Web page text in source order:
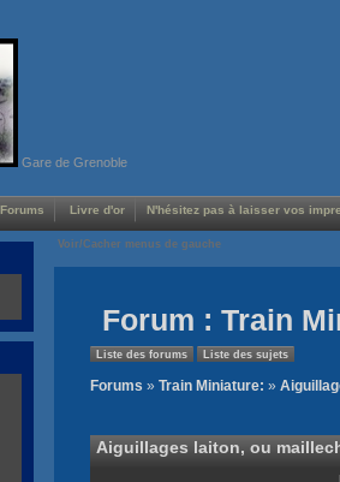
Gare de Grenoble
Forums Livre d'or N'hésitez pas à laisser vos
Voir/Cacher menus de gauche
Forum : Train
Liste des forums Liste des sujets
Forums » Train Miniature: »
Aiguillages laiton, ou